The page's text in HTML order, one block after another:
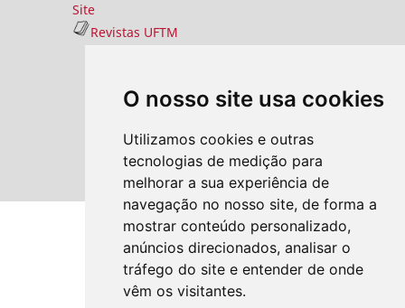
O nosso site usa cookies
Utilizamos cookies e outras
tecnologias de medição para
melhorar a sua experiência de
navegação no nosso site, de forma a
mostrar conteúdo personalizado,
anúncios direcionados, analisar o
tráfego do site e entender de onde
vêm os visitantes.
Site
Revistas UFTM